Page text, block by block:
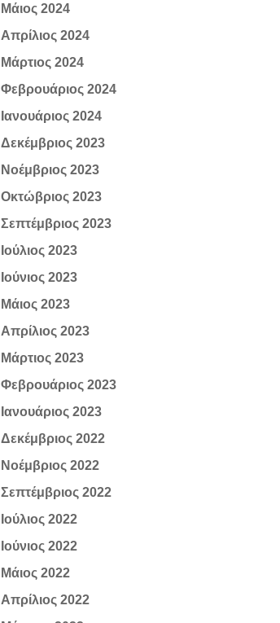
Μάιος 2024
Απρίλιος 2024
Μάρτιος 2024
Φεβρουάριος 2024
Ιανουάριος 2024
Δεκέμβριος 2023
Νοέμβριος 2023
Οκτώβριος 2023
Σεπτέμβριος 2023
Ιούλιος 2023
Ιούνιος 2023
Μάιος 2023
Απρίλιος 2023
Μάρτιος 2023
Φεβρουάριος 2023
Ιανουάριος 2023
Δεκέμβριος 2022
Νοέμβριος 2022
Σεπτέμβριος 2022
Ιούλιος 2022
Ιούνιος 2022
Μάιος 2022
Απρίλιος 2022